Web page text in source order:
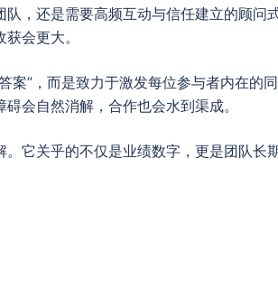
，还是需要高频互动与信任建立的顾问
会更大。
案”，而是致力于激发每位参与者内在的
会自然消解，合作也会水到渠成。
它关乎的不仅是业绩数字，更是团队长